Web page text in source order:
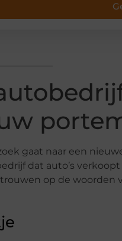
gaat naar een
dat auto’s
op de woorden